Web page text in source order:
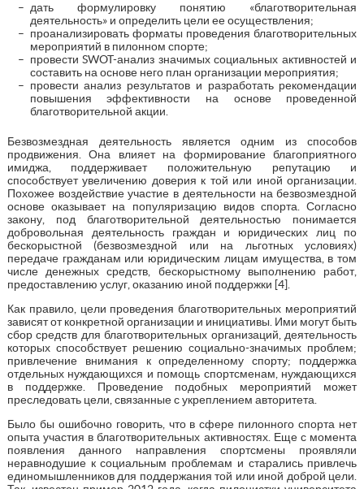
дать формулировку понятию «благотворительная
деятельность» и определить цели ее осуществления;
проанализировать форматы проведения благотворительных
мероприятий в пилонном спорте;
провести SWOT-анализ значимых социальных активностей и
составить на основе него план организации мероприятия;
провести анализ результатов и разработать рекомендации
повышения эффективности на основе проведенной
благотворительной акции.
Безвозмездная деятельность является одним из способов
продвижения. Она влияет на формирование благоприятного
имиджа, поддерживает положительную репутацию и
способствует увеличению доверия к той или иной организации.
Похожее воздействие участие в деятельности на безвозмездной
основе оказывает на популяризацию видов спорта. Согласно
закону, под благотворительной деятельностью понимается
добровольная деятельность граждан и юридических лиц по
бескорыстной (безвозмездной или на льготных условиях)
передаче гражданам или юридическим лицам имущества, в том
числе денежных средств, бескорыстному выполнению работ,
предоставлению услуг, оказанию иной поддержки [4].
Как правило, цели проведения благотворительных мероприятий
зависят от конкретной организации и инициативы. Ими могут быть
сбор средств для благотворительных организаций, деятельность
которых способствует решению социально-значимых проблем;
привлечение внимания к определенному спорту; поддержка
отдельных нуждающихся и помощь спортсменам, нуждающихся
в поддержке. Проведение подобных мероприятий может
преследовать цели, связанные с укреплением авторитета.
Было бы ошибочно говорить, что в сфере пилонного спорта нет
опыта участия в благотворительных активностях. Еще с момента
появления данного направления спортсмены проявляли
неравнодушие к социальным проблемам и старались привлечь
единомышленников для поддержания той или иной доброй цели.